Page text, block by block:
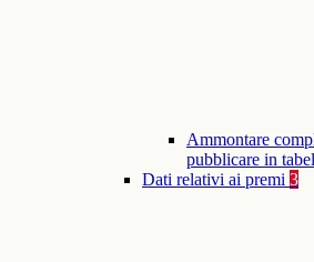
Ammontare
pubblicare in
Dati relativi ai premi 3